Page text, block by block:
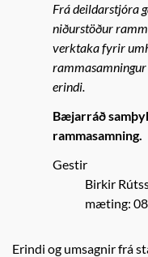
Frá deildarstjóra
niðurstöður
verktaka fyrir
erindi.
Bæjarráð
rammasamning.
Gestir
Birkir
mæting:
Erindi og umsagnir frá